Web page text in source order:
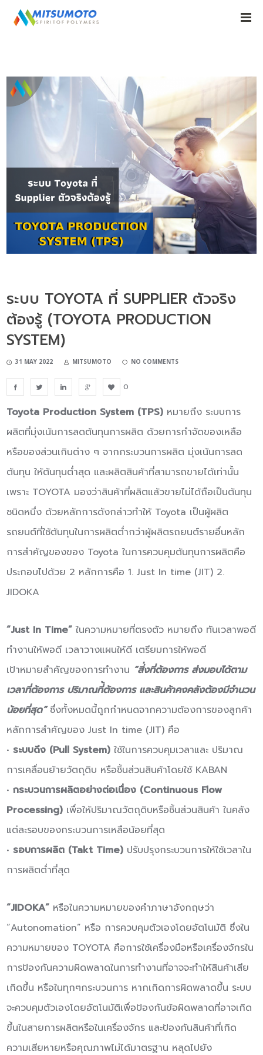
ระบบ TOYOTA ที่ SUPPLIER ตัวจริง
ต้องรู้ (TOYOTA PRODUCTION
SYSTEM)
31 MAY 2022 MITSUMOTO NO COMMENTS
0
Toyota Production System (TPS) หมายถึง ระบบการ
ผลิตที่มุ่งเน้นการลดต้นทุนการผลิต ด้วยการกําจัดของเหลือ
หรือของส่วนเกินต่าง ๆ จากกระบวนการผลิต มุ่งเน้นการลด
ต้นทุน ให้ต้นทุนต่ำสุด และผลิตสินค้าที่สามารถขายได้เท่านั้น
เพราะ TOYOTA มองว่าสินค้าที่ผลิตแล้วขายไม่ได้ถือเป็นต้นทุน
ชนิดหนึ่ง ด้วยหลักการดังกล่าวทำให้ Toyota เป็นผู้ผลิต
รถยนต์ที่ใช้ต้นทุนในการผลิตต่ำกว่าผู้ผลิตรถยนต์รายอื่นหลัก
การสำคัญของของ Toyota ในการควบคุมต้นทุนการผลิตคือ
ประกอบไปด้วย 2 หลักการคือ 1. Just In time (JIT) 2.
JIDOKA
“Just In Time” ในความหมายที่ตรงตัว หมายถึง ทันเวลาพอดี
ทํางานให้พอดี เวลาวางแผนให้ดี เตรียมการให้พอดี
เป้าหมายสำคัญของการทำงาน “สิ่่งที่ต้องการ ส่งมอบได้ตาม
เวลาที่ต้องการ ปริมาณที่้ต้องการ และสินค้าคงคลังต้องมีจำนวน
น้อยที่สุด”ซึ่งทั้งหมดนี้ถูกกำหนดจากความต้องการของลูกค้า
หลักการสำคัญของ Just In time (JIT) คือ
• ระบบดึง (Pull System) ใช้ในการควบคุมเวลาและ ปริมาณ
การเคลื่อนย้ายวัตถุดิบ หรือชิ้นส่วนสินค้าโดยใช้ KABAN
•กระบวนการผลิตอย่างต่อเนื่อง (Continuous Flow
Processing) เพื่อให้ปริมาณวัตถุดิบหรือชิ้นส่วนสินค้า ในคลัง
แต่ละรอบของกระบวนการเหลือน้อยที่สุด
• รอบการผลิต (Takt Time) ปรับปรุงกระบวนการให้ใช้เวลาใน
การผลิตต่ำที่สุด
“JIDOKA” หรือในความหมายของคําภาษาอังกฤษว่า
“Autonomation” หรือ การควบคุมตัวเองโดยอัตโนมัติ ซึ่งใน
ความหมายของ TOYOTA คือการใช้เครื่องมือหรือเครื่องจักรใน
การป้องกันความผิดพลาดในการทํางานที่อาจจะทําให้สินค้าเสีย
เกิดขึ้น หรือในทุกๆกระบวนการ หากเกิดการผิดพลาดขึ้น ระบบ
จะควบคุมตัวเองโดยอัตโนมัติเพื่อป้องกันข้อผิดพลาดที่อาจเกิด
ขึ้นในสายการผลิตหรือในเครื่องจักร และป้องกันสินค้าที่เกิด
ความเสียหายหรือคุณภาพไม่ได้มาตรฐาน หลุดไปยัง